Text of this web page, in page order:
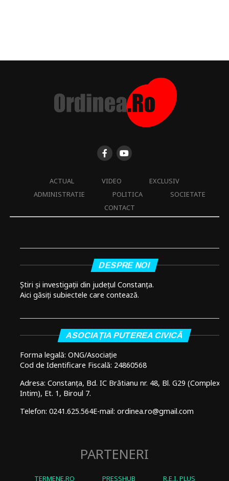
ACTUAL VIDEO
EXCLUSIV
ADMINISTRATIE
POLITICA
SOCIETATE
CONTACT
DESPRE NOI
Știri și investigații din județul Constanța.
Aici găsiți subiectele care contează.
ASOCIAȚIA PUTEREA CIVICĂ
Forma legală: ONG/Asociație
Cod de Identificare Fiscală: 24860568
Adresa: Constanța, Bd. IC Brătianu nr. 48, Bl. G29 (Complex
Intim), Et. 1, Biroul 7.
Telefon: 0241.625.564E-mail: ordinea.ro@gmail.com
PARTENERI
TERMENE.RO PRESSHUB R.E.I. PLUS